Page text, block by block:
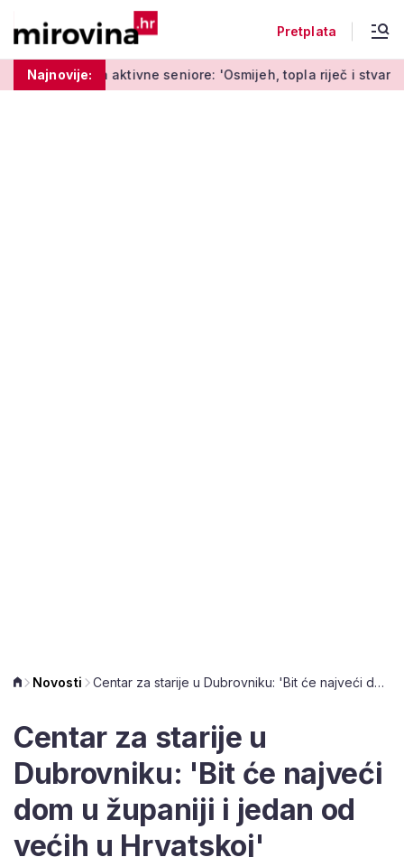
Pretplata
Najnovije:
seniore: 'Osmijeh, topla riječ i stvaranje novih
Novosti Centar za starije u Dubrovniku: 'Bit će najveći dom u županiji i jedan od većih u Hrvatskoj'
Centar za starije u
Dubrovniku: 'Bit će najveći
dom u županiji i jedan od
većih u Hrvatskoj'